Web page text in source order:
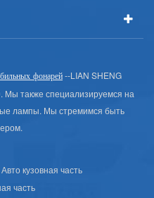
фонарей--LIAN SHENG
Мы также специализируемся на
лампы. Мы стремимся быть
Авто кузовная часть
часть